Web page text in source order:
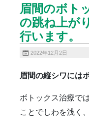
マイク
メディカル
保険診療・一般
成長因子ピーリン
炭酸ガスレーザ
美肌・アンチエイ
脂肪溶解注射
眉間のボト
の跳ね上が
行います。
2022年12月2日
眉間の縦シワには
ボトックス治療で
ことでしわを浅く